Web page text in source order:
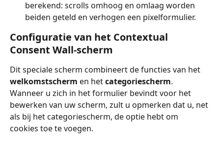
berekend: scrolls omhoog en omlaag worden
beiden geteld en verhogen een pixelformulier.
Configuratie van het Contextual
Consent Wall-scherm
Dit speciale scherm combineert de functies van het
welkomstscherm en het categoriescherm.
Wanneer u zich in het formulier bevindt voor het
bewerken van uw scherm, zult u opmerken dat u, net
als bij het categoriescherm, de optie hebt om
cookies toe te voegen.